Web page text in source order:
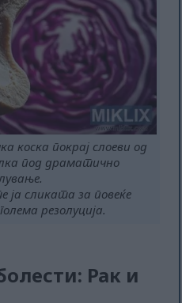
коска покрај слоеви од
под драматично
ја сликата за повеќе
резолуција.
Рак и